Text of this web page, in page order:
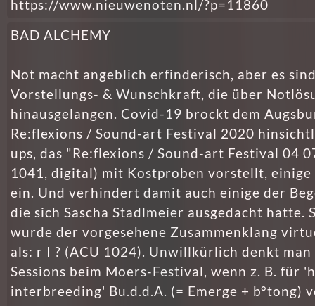
https://www.nieuwenoten.nl/?p=11860
BAD ALCHEMY
Not macht angeblich erfinderisch, aber es
Vorstellungs- & Wunschkraft, die über
hinausgelangen. Covid-19 brockt dem
Re:flexions / Sound-art Festival 2020
ups, das "Re:flexions / Sound-art Festival 04
1041, digital) mit Kostproben vorstellt, einige
ein. Und verhindert damit auch einige der
die sich Sascha Stadlmeier ausgedacht hatte.
wurde der vorgesehene Zusammenklang
als: r I ? (ACU 1024). Unwillkürlich denkt man
Sessions beim Moers-Festival, wenn z. B. für
interbreeding' Bu.d.d.A. (= Emerge + b°tong)